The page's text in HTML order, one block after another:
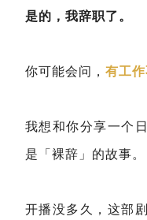
是的，我辞职了。
你可能会问， 有工
我想和你分享一个
是「裸辞」的故事。
开播没多久，这部